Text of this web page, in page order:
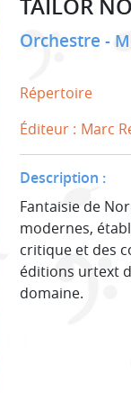
TAILOR
Orchestre
Répertoire
Éditeur : Marc
Description :
Fantaisie de
modernes,
critique et des
éditions urtext
domaine.